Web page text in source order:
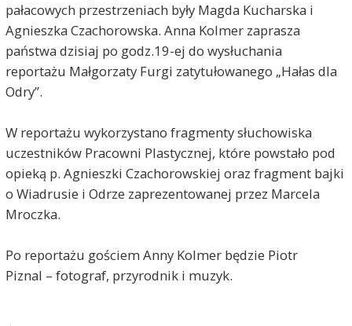
pałacowych przestrzeniach były Magda Kucharska i
Agnieszka Czachorowska. Anna Kolmer zaprasza
państwa dzisiaj po godz.19-ej do wysłuchania
reportażu Małgorzaty Furgi zatytułowanego „Hałas dla
Odry”.
W reportażu wykorzystano fragmenty słuchowiska
uczestników Pracowni Plastycznej, które powstało pod
opieką p. Agnieszki Czachorowskiej oraz fragment bajki
o Wiadrusie i Odrze zaprezentowanej przez Marcela
Mroczka.
Po reportażu gościem Anny Kolmer będzie Piotr
Piznal – fotograf, przyrodnik i muzyk.